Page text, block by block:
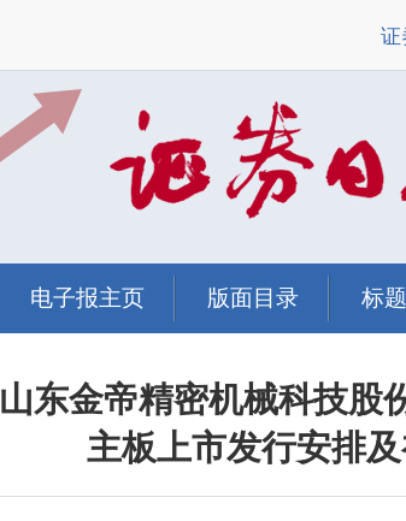
证
电子报主页 版面目录 标
山东金帝精密机械科技股
主板上市发行安排